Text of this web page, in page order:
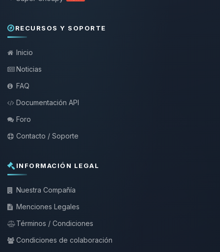
RECURSOS Y SOPORTE
Inicio
Noticias
FAQ
Documentación API
Foro
Contacto / Soporte
INFORMACIÓN LEGAL
Nuestra Compañía
Menciones Legales
Términos / Condiciones
Condiciones de colaboración